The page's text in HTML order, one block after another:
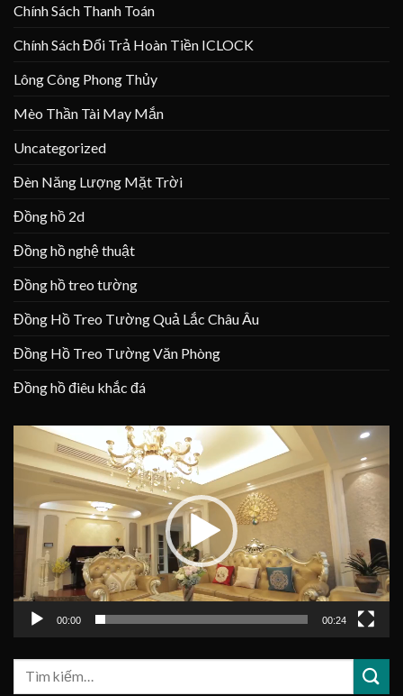
Chính Sách Thanh Toán
Chính Sách Đổi Trả Hoàn Tiền ICLOCK
Lông Công Phong Thủy
Mèo Thần Tài May Mắn
Uncategorized
Đèn Năng Lượng Mặt Trời
Đồng hồ 2d
Đồng hồ nghệ thuật
Đồng hồ treo tường
Đồng Hồ Treo Tường Quả Lắc Châu Âu
Đồng Hồ Treo Tường Văn Phòng
Đồng hồ điêu khắc đá
Trình
chơi
00:00 00:24
Tìm